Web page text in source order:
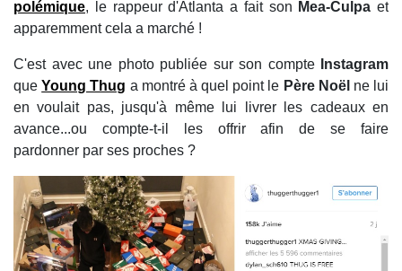
polémique, le rappeur d'Atlanta a fait son Mea-Culpa et
apparemment cela a marché !
C'est avec une photo publiée sur son compteInstagram
queYoung Thug a montré à quel point le Père Noël ne lui
en voulait pas, jusqu'à même lui livrer les cadeaux en
avance...ou compte-t-il les offrir afin de se faire
pardonner par ses proches ?